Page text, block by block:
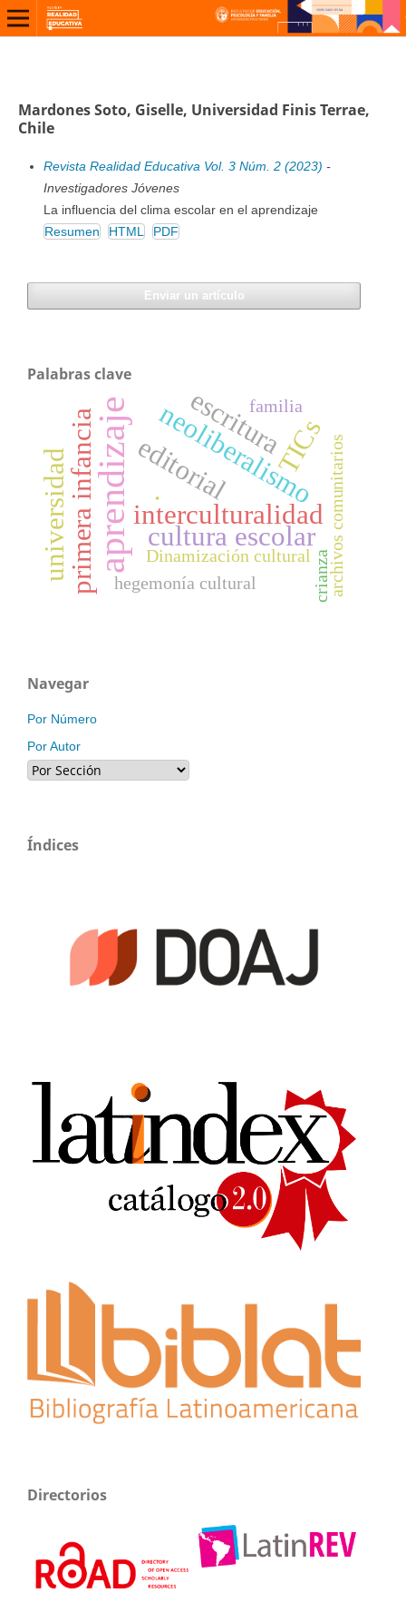
Mardones Soto, Giselle, Universidad Finis Terrae,
Chile
Revista Realidad Educativa Vol. 3 Núm. 2 (2023) -
Investigadores Jóvenes
La influencia del clima escolar en el aprendizaje
Resumen
HTML PDF
Enviar un artículo
Palabras clave
aprendizajeeditorial
primera infancia interculturalidad
universidad .
cultura escolar
neoliberalismo
TICs
escritura
archivos comunitarios
Dinamización cultural
hegemonía cultural
crianza
familia
Navegar
Por Número
Por Autor
Índices
Directorios